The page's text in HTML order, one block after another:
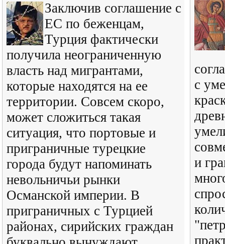
Заключив соглашение с
ЕС по беженцам,
Турция фактически
получила неограниченную
власть над мигрантами,
которые находятся на ее
территории. Совсем скоро,
может сложиться такая
ситуация, что портовые и
приграничные турецкие
города будут напоминать
невольничьи рынки
Османской империи. В
приграничных с Турцией
районах, сирийских граждан
с
и